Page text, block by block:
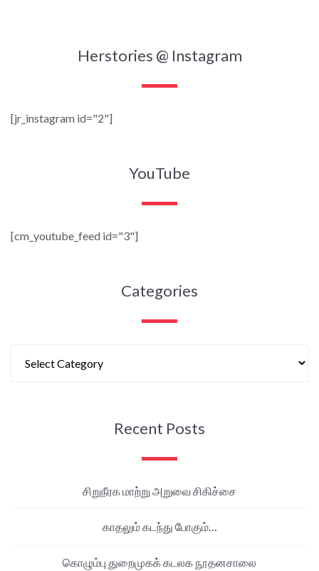
Herstories @ Instagram
[jr_instagram id="2"]
YouTube
[cm_youtube_feed id="3"]
Categories
Recent Posts
சிறுநீரக மாற்று அறுவை சிகிச்சை
காதலும் கடந்து போகும்…
கொழும்பு துறைமுகக் கடலக நூதனசாலை